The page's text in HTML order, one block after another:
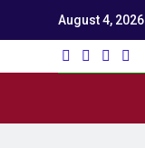
August 4, 2026